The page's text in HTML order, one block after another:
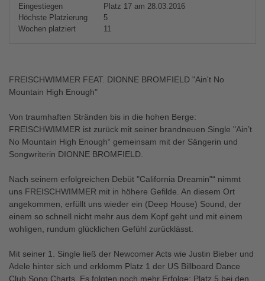
Eingestiegen
Platz 17 am 28.03.2016
Höchste Platzierung
5
Wochen platziert
11
FREISCHWIMMER FEAT. DIONNE BROMFIELD "Ain't No
Mountain High Enough"
Von traumhaften Stränden bis in die hohen Berge:
FREISCHWIMMER ist zurück mit seiner brandneuen Single "Ain’t
No Mountain High Enough“ gemeinsam mit der Sängerin und
Songwriterin DIONNE BROMFIELD.
Nach seinem erfolgreichen Debüt "California Dreamin"“ nimmt
uns FREISCHWIMMER mit in höhere Gefilde. An diesem Ort
angekommen, erfüllt uns wieder ein (Deep House) Sound, der
einem so schnell nicht mehr aus dem Kopf geht und mit einem
wohligen, rundum glücklichen Gefühl zurücklässt.
Mit seiner 1. Single ließ der Newcomer Acts wie Justin Bieber und
Adele hinter sich und erklomm Platz 1 der US Billboard Dance
Club Song Charts. Es folgten noch mehr Erfolge: Platz 5 bei den